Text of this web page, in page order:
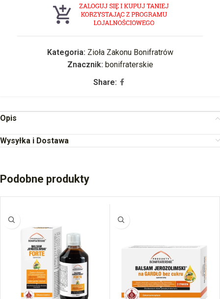
Kategoria: Zioła Zakonu Bonifratrów
Znacznik: bonifraterskie
Share:
Opis
Wysyłka i Dostawa
Podobne produkty